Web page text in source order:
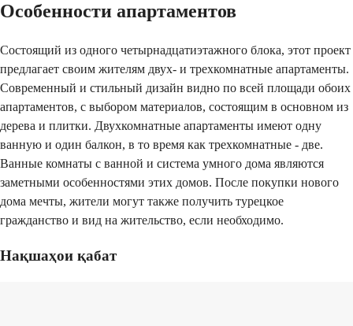
Особенности апартаментов
Состоящий из одного четырнадцатиэтажного блока, этот проект
предлагает своим жителям двух- и трехкомнатные апартаменты.
Современный и стильный дизайн видно по всей площади обоих
апартаментов, с выбором материалов, состоящим в основном из
дерева и плитки. Двухкомнатные апартаменты имеют одну
ванную и один балкон, в то время как трехкомнатные - две.
Ванные комнаты с ванной и система умного дома являются
заметными особенностями этих домов. После покупки нового
дома мечты, жители могут также получить турецкое
гражданство и вид на жительство, если необходимо.
Нақшаҳои қабат